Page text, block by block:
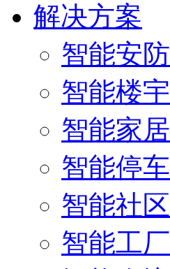
解决方案
智能安防
智能楼宇
智能家居
智能停车
智能社区
智能工厂